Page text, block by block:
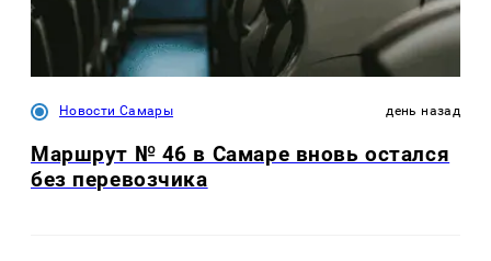
Новости Самары день назад
Маршрут № 46 в Самаре вновь остался
без перевозчика